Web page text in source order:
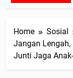
Home
Sosial
Jangan
Junti Jaga